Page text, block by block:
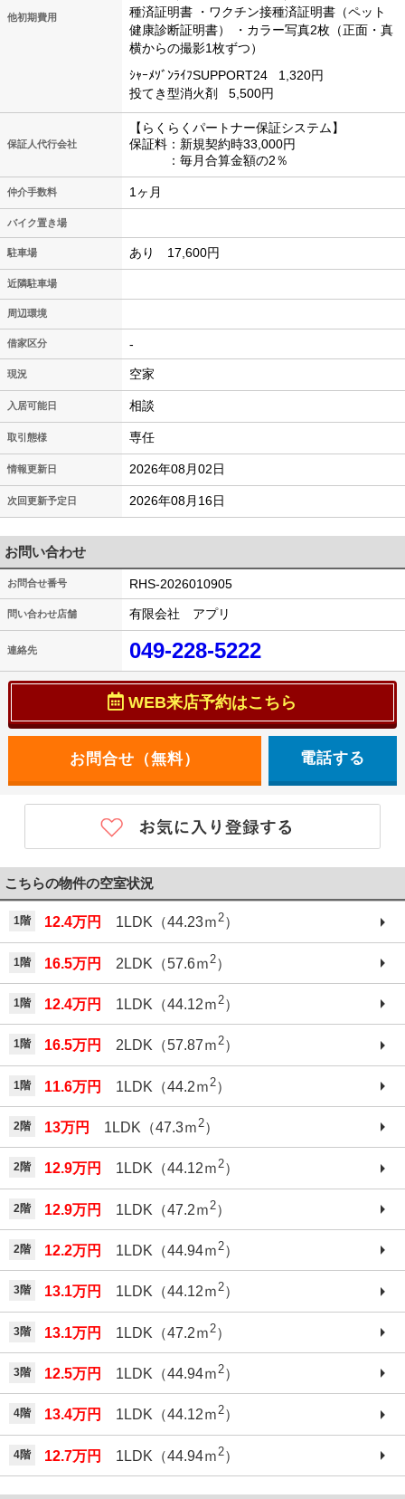
他初期費用
種済証明書 ・ワクチン接種済証明書（ペット
健康診断証明書）
・カラー写真2枚（正面・真
横からの撮影1枚ずつ）
ｼｬｰﾒｿﾞﾝﾗｲﾌSUPPORT24
1,320円
投てき型消火剤
5,500円
保証人代行会社
【らくらくパートナー保証システム】
保証料：新規契約時33,000円
：毎月合算金額の2％
仲介手数料 1ヶ月
バイク置き場
駐車場 あり 17,600円
近隣駐車場
周辺環境
借家区分 -
現況 空家
入居可能日 相談
取引態様 専任
情報更新日 2026年08月02日
次回更新予定日 2026年08月16日
お問い合わせ
お問合せ番号 RHS-2026010905
問い合わせ店舗 有限会社 アプリ
連絡先 049-228-5222
WEB来店予約はこちら
電話する
こちらの物件の空室状況
1階 12.4万円 1LDK（44.23ｍ2）
1階 16.5万円 2LDK（57.6ｍ 2）
1階 12.4万円 1LDK（44.12ｍ2）
1階 16.5万円 2LDK（57.87ｍ2）
1階 11.6万円 1LDK（44.2ｍ 2）
2階 13万円 1LDK（47.3ｍ2）
2階 12.9万円 1LDK（44.12ｍ2）
2階 12.9万円 1LDK（47.2ｍ 2）
2階 12.2万円 1LDK（44.94ｍ2）
3階 13.1万円 1LDK（44.12ｍ2）
3階 13.1万円 1LDK（47.2ｍ 2）
3階 12.5万円 1LDK（44.94ｍ2）
4階 13.4万円 1LDK（44.12ｍ2）
4階 12.7万円 1LDK（44.94ｍ 2）